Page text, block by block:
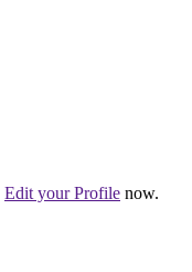
Edit your Profile now.